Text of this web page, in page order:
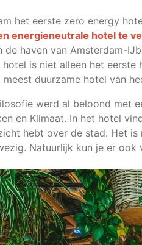
het eerste zero energy
energieneutrale hotel te
de haven van Amsterdam-
hotel is niet alleen het
duurzame hotel van
werd al beloond met
en Klimaat. In het hotel
hebt over de stad. Het
Natuurlijk kun je er